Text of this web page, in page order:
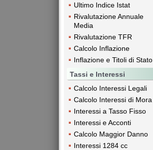
Ultimo Indice Istat
Rivalutazione Annuale
Media
Rivalutazione TFR
Calcolo Inflazione
Inflazione e Titoli di Stato
Tassi e Interessi
Calcolo Interessi Legali
Calcolo Interessi di Mora
Interessi a Tasso Fisso
Interessi e Acconti
Calcolo Maggior Danno
Interessi 1284 cc